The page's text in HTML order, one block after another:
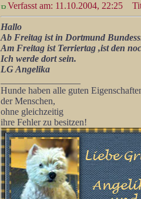
Verfasst am: 11.10.2004, 22:25
Hallo
Ab Freitag ist in Dortmund
Am Freitag ist Terriertag ,ist den
Ich werde dort sein.
LG Angelika
Hunde haben alle guten
der Menschen,
ohne gleichzeitig
ihre Fehler zu besitzen!